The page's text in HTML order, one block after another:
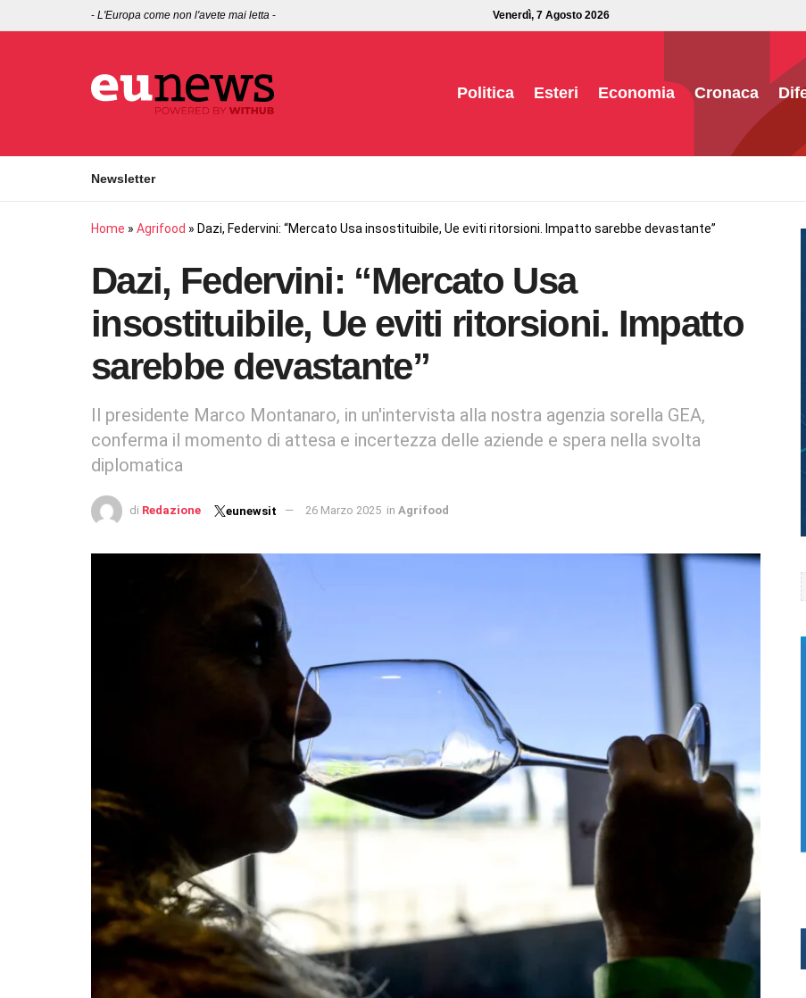
- L'Europa come non l'avete mai letta - Venerdì, 7 Agosto 2026
Politica Esteri Economia Cronaca
Newsletter
Home » Agrifood » Dazi, Federvini: “Mercato Usa insostituibile, Ue eviti ritorsioni. Impatto sarebbe devastante”
Dazi, Federvini: “Mercato Usa
insostituibile, Ue eviti ritorsioni. Impatto
sarebbe devastante”
Il presidente Marco Montanaro, in un'intervista alla nostra agenzia sorella GEA,
conferma il momento di attesa e incertezza delle aziende e spera nella svolta
diplomatica
di Redazione eunewsit 26 Marzo 2025 in Agrifood